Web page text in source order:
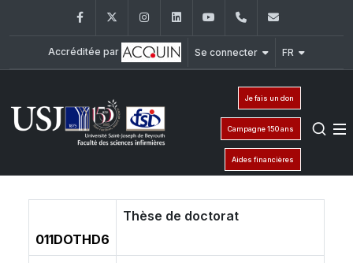
FacebookTwitter InstagramLinkedInYouTube+961 (1) 421 240
Accréditée par Se connecter FR
Je fais un don
Campagne 150 ans
Aides financières
011DOTHD6
Thèse de doctorat